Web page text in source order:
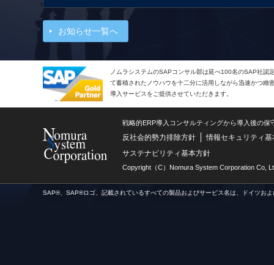
お知らせ一覧へ
ノムラシステムのSAPコンサル部は延べ100名のSAP社認
て蓄積されたノウハウを十二分に活用しながら迅速かつ緻
導入サービスをご提供させていただきます。
戦略的ERP導入コンサルティングから導入後の
反社会的勢力排除方針
情報セキュリティ基
サステナビリティ基本方針
Copyright（C）Nomura System Corporation Co,
SAP®、SAP®ロゴ、記載されているすべての製品およびサービス名は、ドイツお